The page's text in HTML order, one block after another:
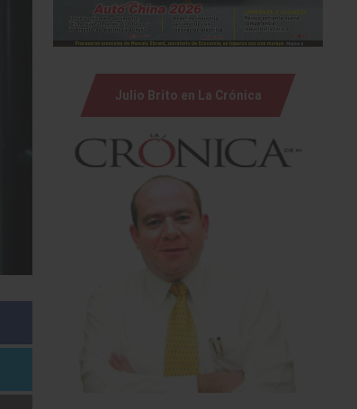
Julio Brito en La Crónica